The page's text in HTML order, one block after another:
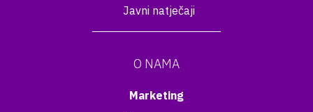
Javni natječaji
O NAMA
Marketing